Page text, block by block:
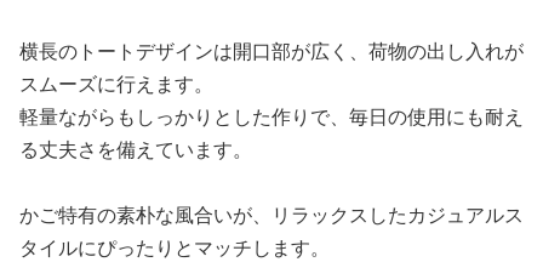
横長のトートデザインは開口部が広く、荷物の出し入れが
スムーズに行えます。
軽量ながらもしっかりとした作りで、毎日の使用にも耐え
る丈夫さを備えています。
かご特有の素朴な風合いが、リラックスしたカジュアルス
タイルにぴったりとマッチします。